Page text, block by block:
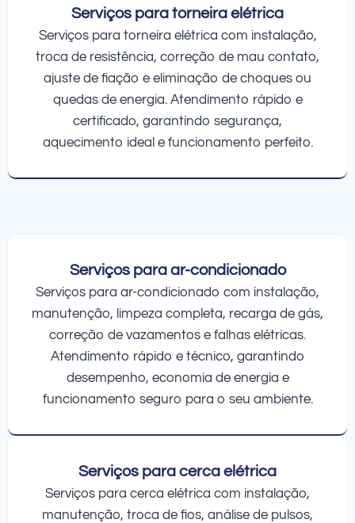
Serviços para torneira elétrica
Serviços para torneira elétrica com instalação,
troca de resistência, correção de mau contato,
ajuste de fiação e eliminação de choques ou
quedas de energia. Atendimento rápido e
certificado, garantindo segurança,
aquecimento ideal e funcionamento perfeito.
Serviços para ar-condicionado
Serviços para ar-condicionado com instalação,
manutenção, limpeza completa, recarga de gás,
correção de vazamentos e falhas elétricas.
Atendimento rápido e técnico, garantindo
desempenho, economia de energia e
funcionamento seguro para o seu ambiente.
Serviços para cerca elétrica
Serviços para cerca elétrica com instalação,
manutenção, troca de fios, análise de pulsos,